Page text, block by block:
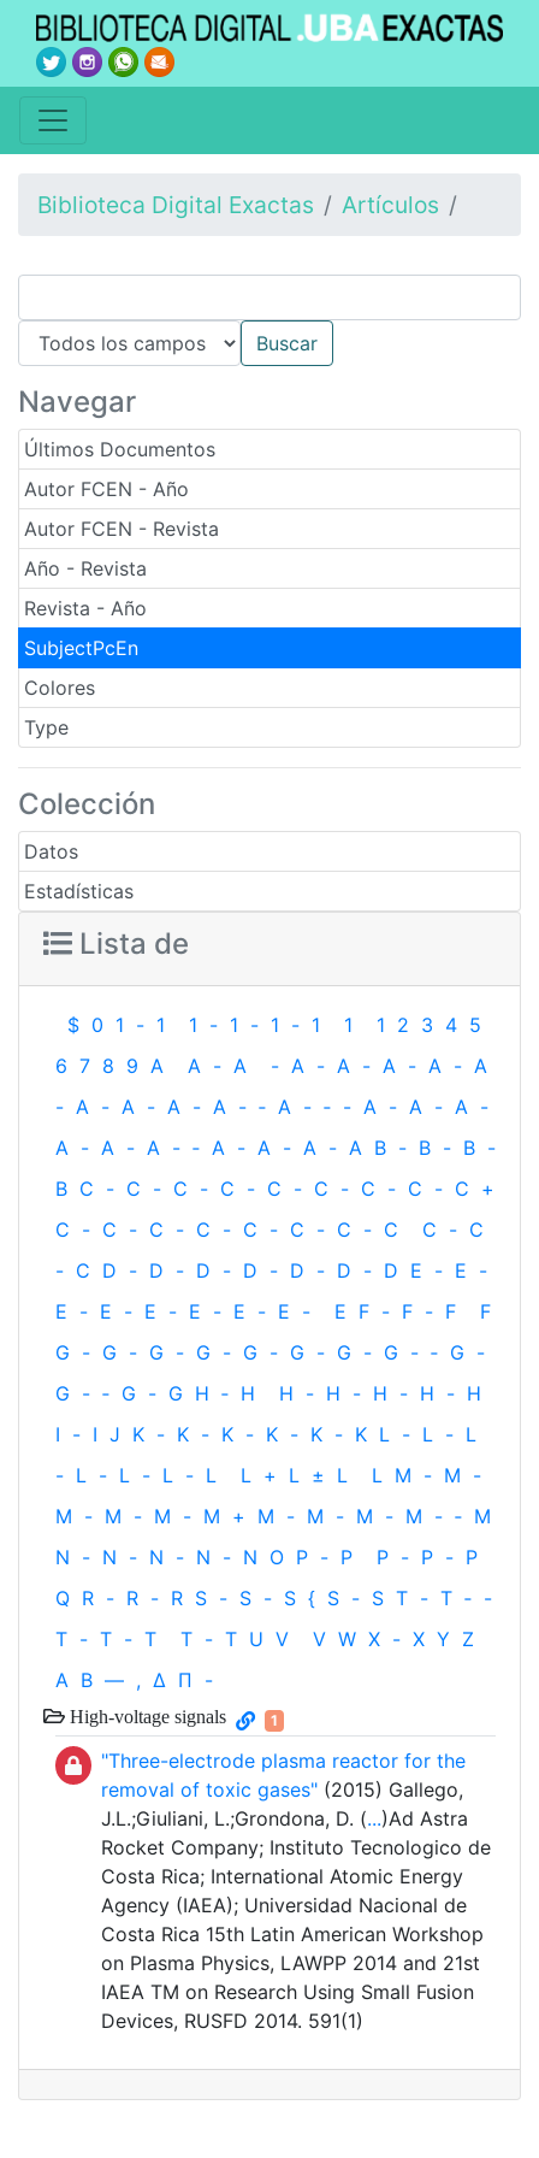
Biblioteca Digital Exactas Artículos
Navegar
Últimos Documentos
Autor FCEN - Año
Autor FCEN - Revista
Año - Revista
Revista - Año
SubjectPcEn
Colores
Type
Colección
Datos
Estadísticas
Lista de
$ 0 1 - 1 1 - 1 - 1 - 1 1 1 2 3 4 5
6 7 8 9 A A - A - A - A - A - A - A
- A - A - A - A - ‐ A - ‐ - A - A - A -
A - A - A - ‐ A - A - A - A B - B - B -
B C - C - C - C - C - C - C - C - C +
C - C - C - C - C - C - C - C C - C
- C D - D - D - D - D - D - D E - E -
E - E - E - E - E - E - E F - F - F
F
G - G - G - G - G - G - G - G - ‐ G -
G - ‐ G - G H ‐ H H - H - H - H - H
I - I J K - K - K - K - K - K L - L - L
- L - L - L - L L + L ± L L M - M -
M - M - M - M + M - M - M - M - ‐ M
N - N - N - N - N O P - P P - P - P
Q R - R - R S - S - S { S - S T - T ‐ -
T - T - T T - T U V V W X - X Y Z
Α Β — , Δ Π -
High-voltage signals 1
"Three-electrode plasma reactor for the
removal of toxic gases" (2015) Gallego,
J.L.;Giuliani, L.;Grondona, D. (...)Ad Astra
Rocket Company; Instituto Tecnologico de
Costa Rica; International Atomic Energy
Agency (IAEA); Universidad Nacional de
Costa Rica 15th Latin American Workshop
on Plasma Physics, LAWPP 2014 and 21st
IAEA TM on Research Using Small Fusion
Devices, RUSFD 2014. 591(1)